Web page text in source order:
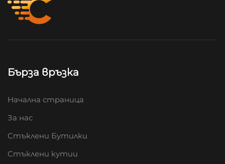
Бърза връзка
Начална страница
За нас
Стъклени Бутилки
Стъклени кутии